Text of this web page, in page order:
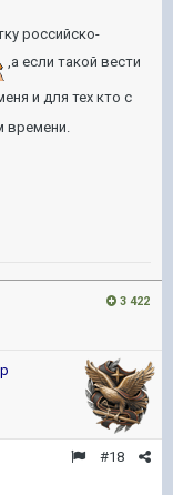
российско-
,а если такой вести
и для тех кто с
времени.
3 422
#18